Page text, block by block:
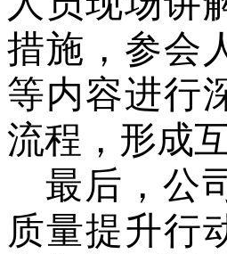
措施，参会
等内容进行
流程，形成
最后，公
质量提升行